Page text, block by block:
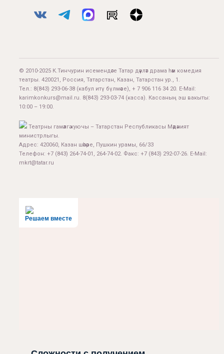
© 2010-2025 К.Тинчурин исемендәге Татар дәүләт драма һәм комедия
театры. 420021, Россия, Татарстан, Казан, Татарстан ур., 1.
Тел.: 8(843) 293-06-38 (кабул итү бүлмәсе), + 7 906 116 34 20. E-Mail:
karimkonkurs@mail.ru. 8(843) 293-03-74 (касса). Кассаның эш вакыты:
10:00 – 19:00.
Театрны гамәлгә куючы – Татарстан Республикасы Мәдәният
министрлыгы.
Адрес: 420060, Казан шәһәре, Пушкин урамы, 66/33
Телефон: +7 (843) 264-74-01, 264-74-02. Факс: +7 (843) 292-07-26. E-Mail:
mkrt@tatar.ru
Решаем вместе